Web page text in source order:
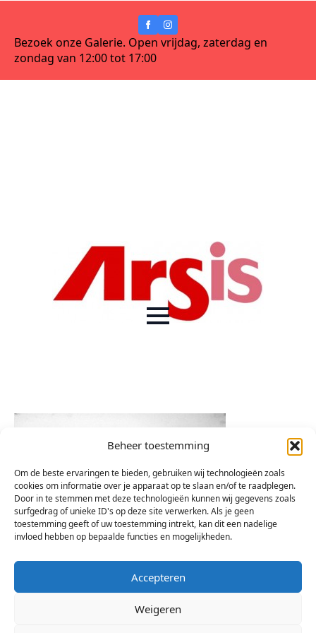
Beheer toestemming
Om de beste ervaringen te bieden, gebruiken wij technologieën zoals
cookies om informatie over je apparaat op te slaan en/of te raadplegen.
Door in te stemmen met deze technologieën kunnen wij gegevens zoals
surfgedrag of unieke ID's op deze site verwerken. Als je geen
toestemming geeft of uw toestemming intrekt, kan dit een nadelige
invloed hebben op bepaalde functies en mogelijkheden.
Accepteren
Weigeren
Bezoek onze Galerie. Open vrijdag, zaterdag en
zondag van 12:00 tot 17:00